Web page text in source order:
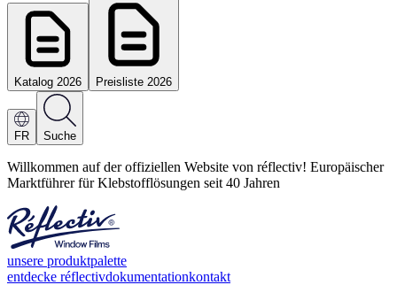
Katalog 2026 Preisliste 2026
FR Suche
Willkommen auf der offiziellen Website von réflectiv! Europäischer
Marktführer für Klebstofflösungen seit 40 Jahren
unsere produktpalette
entdecke réflectivdokumentationkontakt